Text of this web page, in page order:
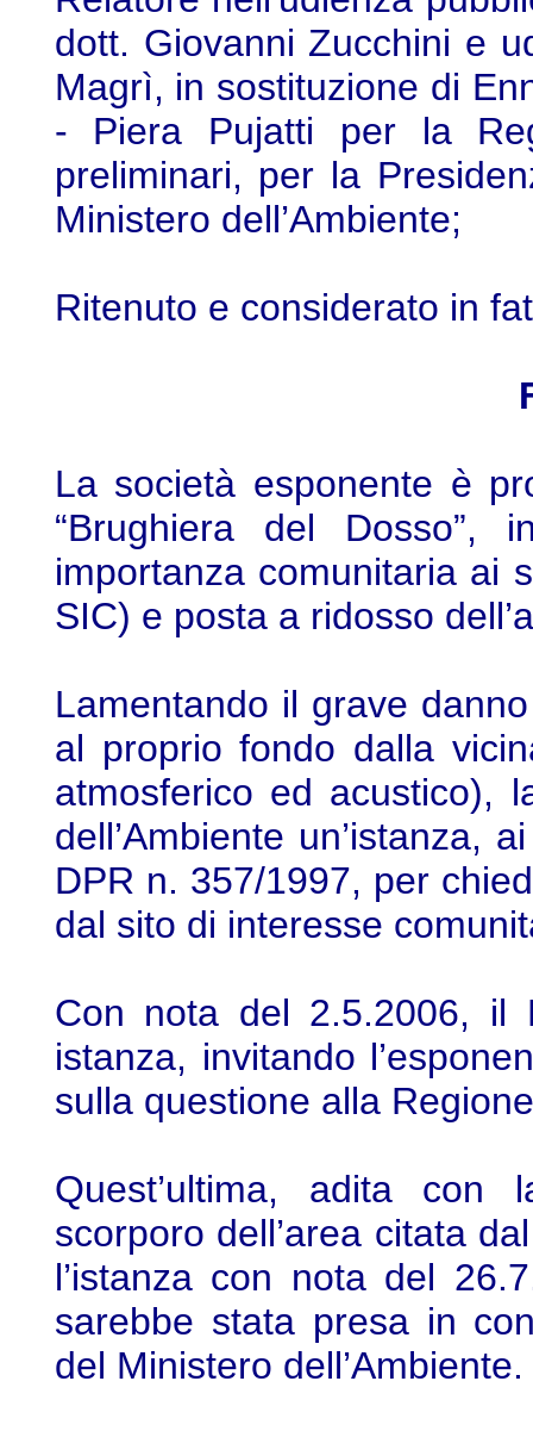
dott. Giovanni Zucchini e
Magrì, in sostituzione di
- Piera Pujatti per la
preliminari, per la
Ministero dell’Ambiente;
Ritenuto e considerato in
La società esponente è
“Brughiera del Dosso”,
importanza comunitaria ai
SIC) e posta a ridosso
Lamentando il grave
al proprio fondo dalla
atmosferico ed acustico),
dell’Ambiente un’istanza,
DPR n. 357/1997, per
dal sito di interesse
Con nota del 2.5.2006, il
istanza, invitando
sulla questione alla
Quest’ultima, adita con
scorporo dell’area citata
l’istanza con nota del
sarebbe stata presa in
del Ministero dell’Ambiente.